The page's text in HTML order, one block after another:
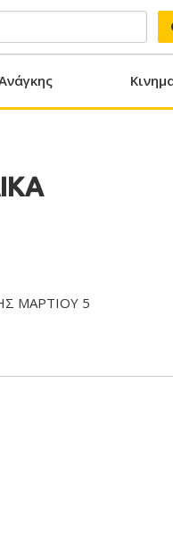
ΜΑΡΤΙΟΥ 5